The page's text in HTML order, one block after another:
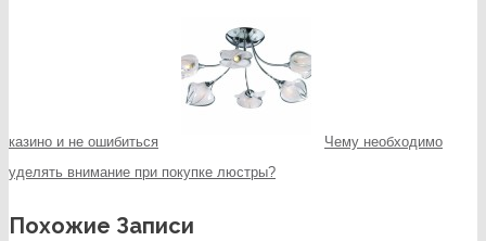
казино и не ошибиться
Чему необходимо
уделять внимание при покупке люстры?
Похожие Записи